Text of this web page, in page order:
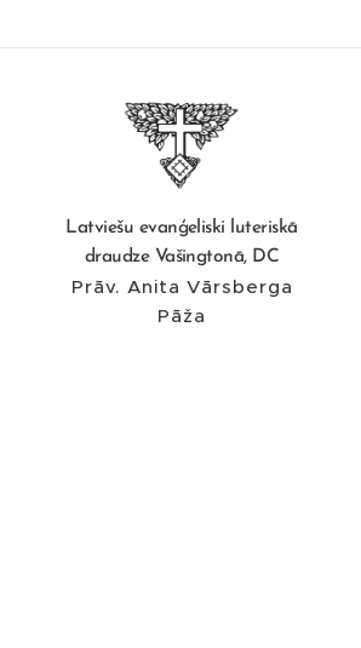
Latviešu evanģeliski luteriskā
draudze Vašingtonā, DC
Prāv. Anita Vārsberga
Pāža